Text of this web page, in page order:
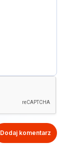
Dodaj komentarz